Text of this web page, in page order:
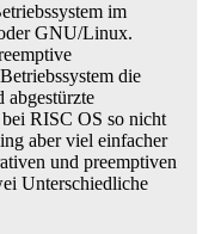
im
GNU/Linux.
die
abgestürzte
RISC OS so nicht
aber viel einfacher
und preemptiven
Unterschiedliche